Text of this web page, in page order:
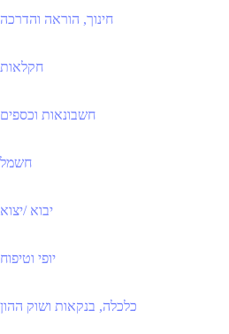
חינוך, הוראה והדרכה
חקלאות
חשבונאות וכספים
חשמל
יבוא /יצוא
יופי וטיפוח
כלכלה, בנקאות ושוק ההון